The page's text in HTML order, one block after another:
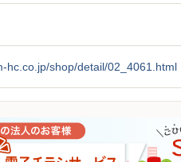
hc.co.jp/shop/detail/02_4061.html